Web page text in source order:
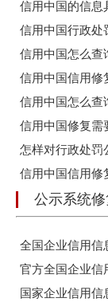
信用中国的信息
信用中国行政处
信用中国怎么查
信用中国信用修
信用中国怎么查
信用中国修复需
怎样对行政处罚
信用中国信用修
公示系统修
全国企业信用信
官方全国企业信
国家企业信用信